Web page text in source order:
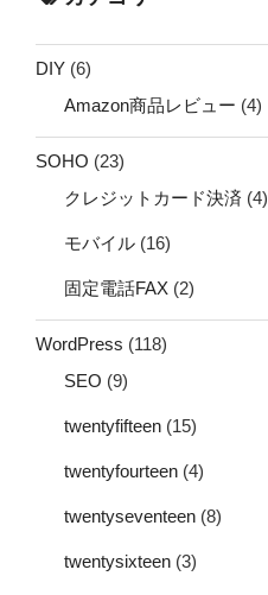
DIY (6)
Amazon商品レビュー (4)
SOHO (23)
クレジットカード決済 (4)
モバイル (16)
固定電話FAX (2)
WordPress (118)
SEO (9)
twentyfifteen (15)
twentyfourteen (4)
twentyseventeen (8)
twentysixteen (3)